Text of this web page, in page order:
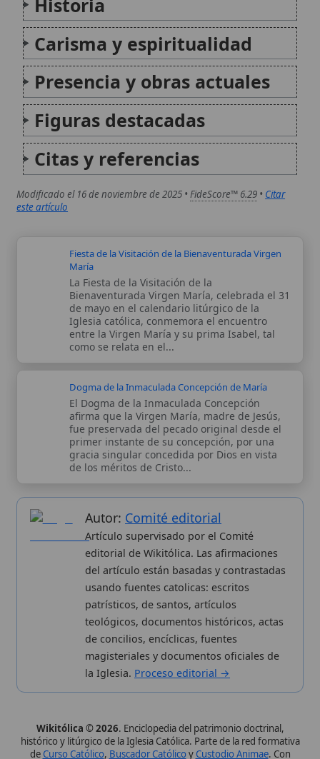
La Fiesta de la Visitación de la
Bienaventurada Virgen María, celebrada el 31
de mayo en el calendario litúrgico de la
Iglesia católica, conmemora el encuentro
entre la Virgen María y su prima Isabel, tal
como se relata en el...
Dogma de la Inmaculada Concepción de María
El Dogma de la Inmaculada Concepción
afirma que la Virgen María, madre de Jesús,
fue preservada del pecado original desde el
primer instante de su concepción, por una
gracia singular concedida por Dios en vista
de los méritos de Cristo...
editorial de Wikitólica. Las afirmaciones
del artículo están basadas y contrastadas
usando fuentes catolicas: escritos
patrísticos, de santos, artículos
teológicos, documentos históricos, actas
de concilios, encíclicas, fuentes
magisteriales y documentos oficiales de
Wikitólica © 2026. Enciclopedia del patrimonio doctrinal,
histórico y litúrgico de la Iglesia Católica. Parte de la red formativa
Curso Católico, Buscador Católico yCustodio Animae. Con
analíticas anónimas. Licencia CC BY-SA(texto). Editado en
Valencia, España.ISSN: 3101-7339. Bajo el patrocinio de San
Carlo Acutis.
Proceso editorial
Datos abiertos
Estadísticas
Aviso legal
Política de privacidad
Más visitados
Cambios recientes
Aplicaciones
Kit de Prensa
Widgets para tu web
✦ SÍGUENOS EN
Canal de WhatsApp
Únete · publicación regular
Perfil de Instagram
Síguenos · @wikitolica